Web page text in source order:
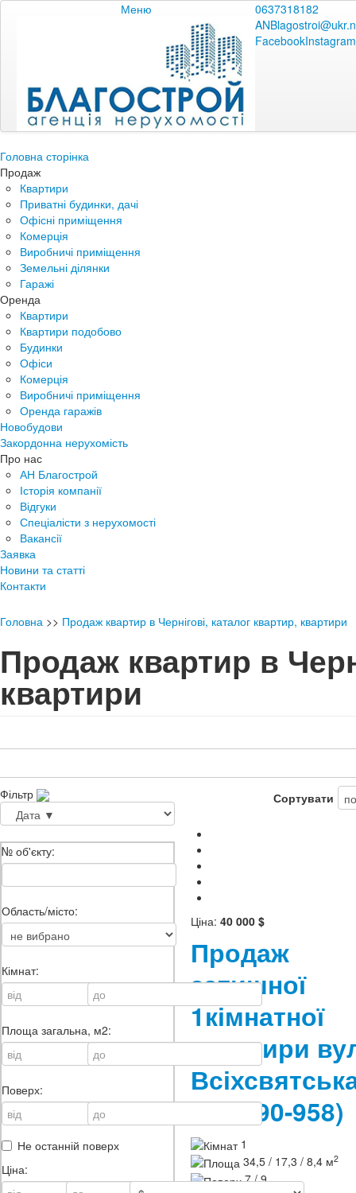
Меню
0637318182
FacebookInstagram
Головна сторінка
Продаж
Квартири
Приватні будинки, дачі
Офісні приміщення
Комерція
Виробничі приміщення
Земельні ділянки
Гаражі
Оренда
Квартири
Квартири подобово
Будинки
Офіси
Комерція
Виробничі приміщення
Оренда гаражів
Новобудови
Закордонна нерухомість
Про нас
АН Благострой
Історія компанії
Відгуки
Спеціалісти з нерухомості
Вакансії
Заявка
Новини та статті
Контакти
Головна >> Продаж квартир в Чернігові, каталог квартир, квартири
Продаж квартир в
квартири
Фільтр
№ об'єкту:
Область/місто:
Кімнат:
Площа загальна, м2:
Поверх:
Не останній поверх
Ціна:
Сортувати
Ціна: 40 000 $
Продаж
затишної
1кімнатної
квартири
213-390-958)
1
34,5 / 17,3 / 8,4 м2
7 / 9